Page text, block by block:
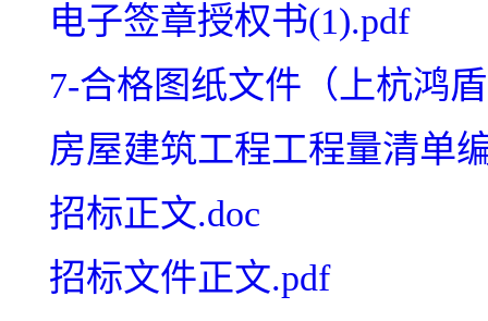
电子签章授权书(1).pdf
7-合格图纸文件（上杭鸿
房屋建筑工程工程量清单
招标正文.doc
招标文件正文.pdf